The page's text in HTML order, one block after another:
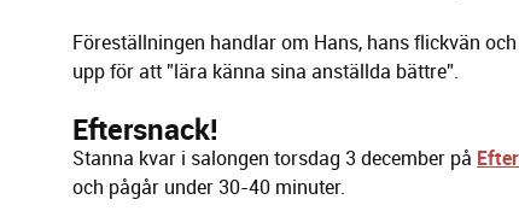
Föreställningen handlar om Hans, hans flickvän
upp för att ”lära känna sina anställda bättre”.
Eftersnack!
Stanna kvar i salongen torsdag 3 december på
och pågår under 30-40 minuter.